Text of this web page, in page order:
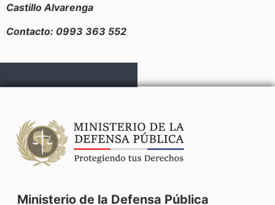
Castillo Alvarenga
Contacto: 0993 363 552
Ministerio de la Defensa Pública